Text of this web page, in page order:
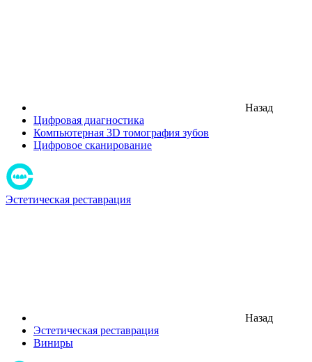
Назад
Цифровая диагностика
Компьютерная 3D томография зубов
Цифровое сканирование
Эстетическая реставрация
Назад
Эстетическая реставрация
Виниры